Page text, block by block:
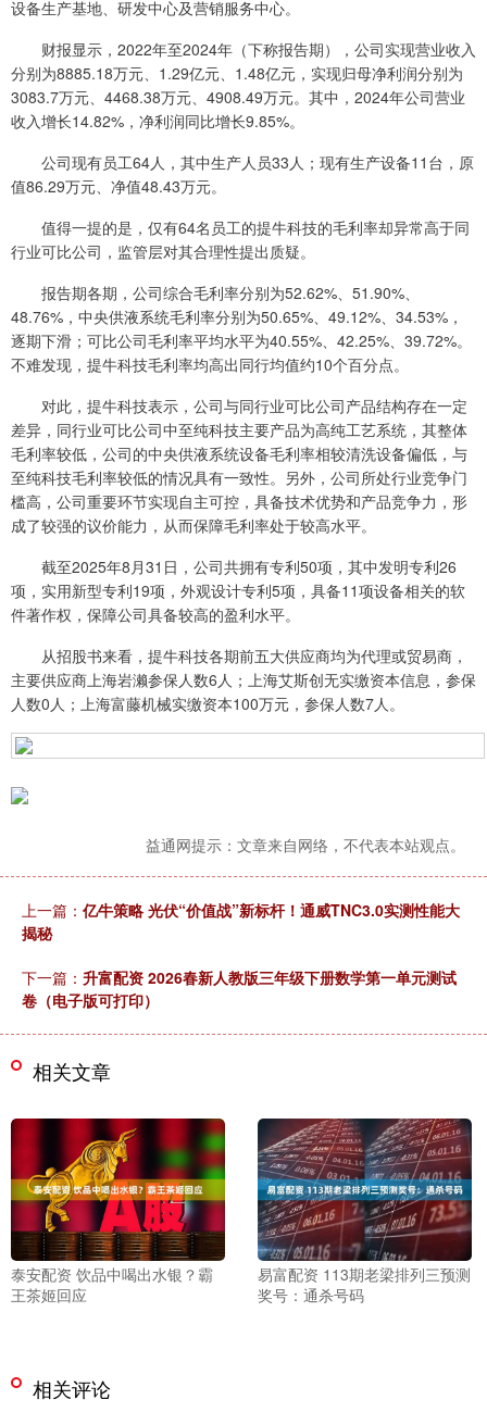
设备生产基地、研发中心及营销服务中心。
财报显示，2022年至2024年（下称报告期），公司实现营业收入
分别为8885.18万元、1.29亿元、1.48亿元，实现归母净利润分别为
3083.7万元、4468.38万元、4908.49万元。其中，2024年公司营业
收入增长14.82%，净利润同比增长9.85%。
公司现有员工64人，其中生产人员33人；现有生产设备11台，原
值86.29万元、净值48.43万元。
值得一提的是，仅有64名员工的提牛科技的毛利率却异常高于同
行业可比公司，监管层对其合理性提出质疑。
报告期各期，公司综合毛利率分别为52.62%、51.90%、
48.76%，中央供液系统毛利率分别为50.65%、49.12%、34.53%，
逐期下滑；可比公司毛利率平均水平为40.55%、42.25%、39.72%。
不难发现，提牛科技毛利率均高出同行均值约10个百分点。
对此，提牛科技表示，公司与同行业可比公司产品结构存在一定
差异，同行业可比公司中至纯科技主要产品为高纯工艺系统，其整体
毛利率较低，公司的中央供液系统设备毛利率相较清洗设备偏低，与
至纯科技毛利率较低的情况具有一致性。另外，公司所处行业竞争门
槛高，公司重要环节实现自主可控，具备技术优势和产品竞争力，形
成了较强的议价能力，从而保障毛利率处于较高水平。
截至2025年8月31日，公司共拥有专利50项，其中发明专利26
项，实用新型专利19项，外观设计专利5项，具备11项设备相关的软
件著作权，保障公司具备较高的盈利水平。
从招股书来看，提牛科技各期前五大供应商均为代理或贸易商，
主要供应商上海岩濑参保人数6人；上海艾斯创无实缴资本信息，参保
人数0人；上海富藤机械实缴资本100万元，参保人数7人。
益通网提示：文章来自网络，不代表本站观点。
上一篇： 亿牛策略 光伏“价值战”新标杆！通威TNC3.0实测性能大
揭秘
下一篇： 升富配资 2026春新人教版三年级下册数学第一单元测试
卷（电子版可打印）
相关文章
泰安配资 饮品中喝出水银？霸
王茶姬回应
易富配资 113期老梁排列三预测
奖号：通杀号码
相关评论